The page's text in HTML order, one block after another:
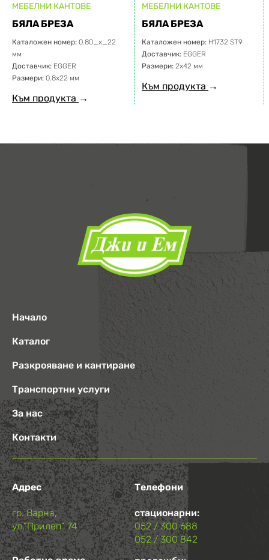
МЕБЕЛНИ КАНТОВЕ
БЯЛА БРЕЗА
Каталожен номер: 0.80_x_22
мм
Доставчик: EGGER
Размери: 0.8х22 мм
Към продукта →
МЕБЕЛНИ КАНТОВЕ
БЯЛА БРЕЗА
Каталожен номер: H1732 ST9
Доставчик: EGGER
Размери: 2х42 мм
Към продукта →
Начало
Каталог
Разкрояване и кантиране
Транспортни услуги
За нас
Контакти
Адрес
гр. Варна,
ул.“Прилеп“ 74
Телефони
стационарни:
052 / 300 688
052 / 300 842